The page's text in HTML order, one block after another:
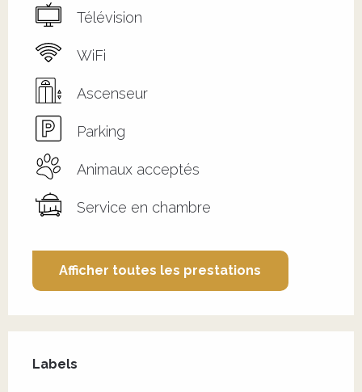
Télévision
WiFi
Ascenseur
Parking
Animaux acceptés
Service en chambre
Afficher toutes les prestations
Labels
Labels